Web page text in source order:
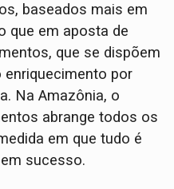
baseados mais em
que em aposta de
que se dispõem
por
Na Amazônia, o
abrange todos os
em que tudo é
sucesso.